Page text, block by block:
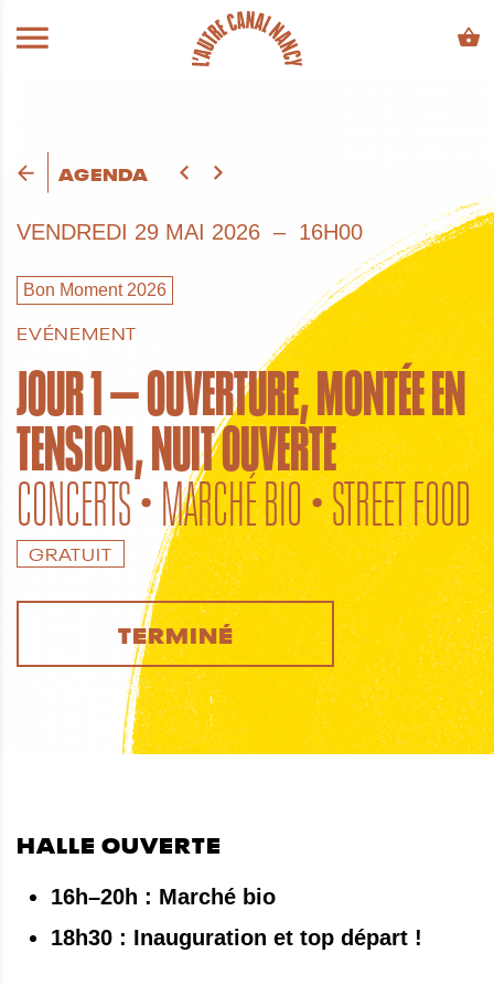
ALLER AU CONTENU PRINCIPAL
AGENDA
VENDREDI 29 MAI 2026 16H00
Bon Moment 2026
EVÉNEMENT
JOUR 1 — OUVERTURE, MONTÉE EN
TENSION, NUIT OUVERTE
CONCERTS • MARCHÉ BIO • STREET FOOD
GRATUIT
TERMINÉ
HALLE OUVERTE
16h–20h : Marché bio
18h30 : Inauguration et top départ !